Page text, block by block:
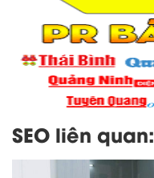
SEO liên quan: